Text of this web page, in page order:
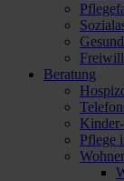
Beratung
Pflege